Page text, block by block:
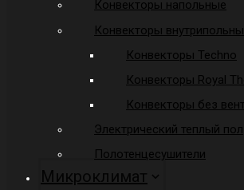
Конвекторы напольные
Конвекторы
Конвекторы Techno
Конвекторы Royal
Конвекторы без
Электрический теплый пол
Полотенцесушители
Микроклимат